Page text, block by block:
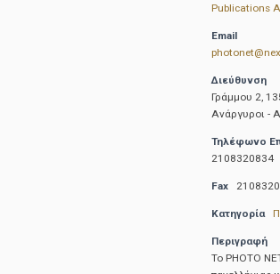
Publications
Email
Διεύθυνση
Γράμμου 2,
Ανάργυροι -
Τηλέφωνο
2108320834
Fax
Κατηγορία
Περιγραφή
Το PHOTO